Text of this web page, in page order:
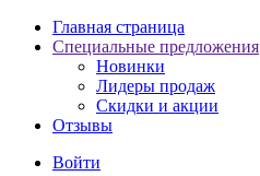
Главная страница
Специальные предложения
Новинки
Лидеры продаж
Скидки и акции
Отзывы
Войти